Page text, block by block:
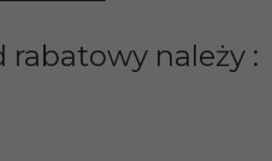
rabatowy należy :